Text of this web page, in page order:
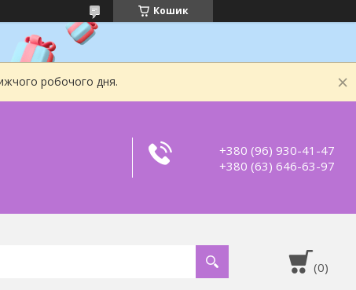
Кошик
робочого дня.
+380 (96) 930-41-47
+380 (63) 646-63-97